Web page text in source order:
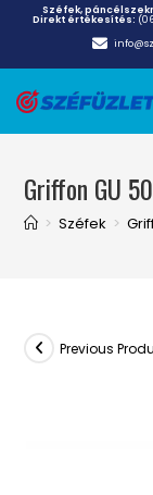
Széfek,
Direkt értékesítés:
Griffon GU
> Széfek >
Previous